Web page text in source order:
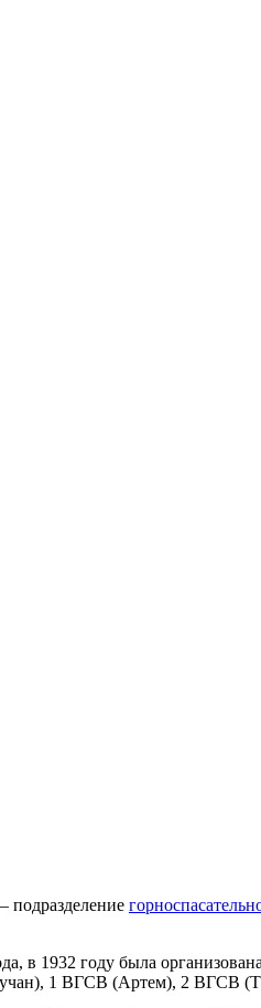
подразделение
в 1932 году была
1 ВГСВ (Артем), 2 ВГСВ